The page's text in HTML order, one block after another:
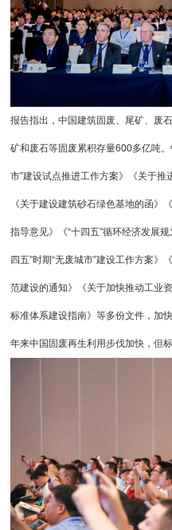
报告指出，中国建筑固废、尾矿、废
矿和废石等固废累积存量600多亿吨
市”建设试点推进工作方案》《关于推
《关于建设建筑砂石绿色基地的函》
指导意见》《“十四五”循环经济发展
四五”时期“无废城市”建设工作方案
范建设的通知》《关于加快推动工业
标准体系建设指南》等多份文件，加
年来中国固废再生利用步伐加快，但